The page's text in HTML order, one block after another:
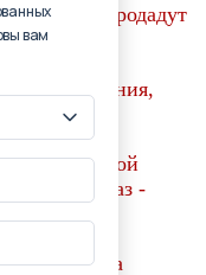
продадут
украшения,
в Южной
в мире алмаз -
минерала
вам